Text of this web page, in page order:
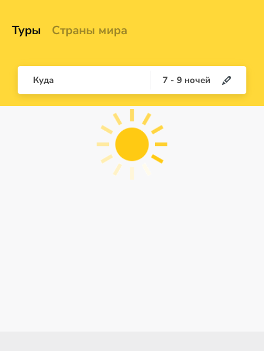
Туры Страны мира
Куда 7 - 9 ночей